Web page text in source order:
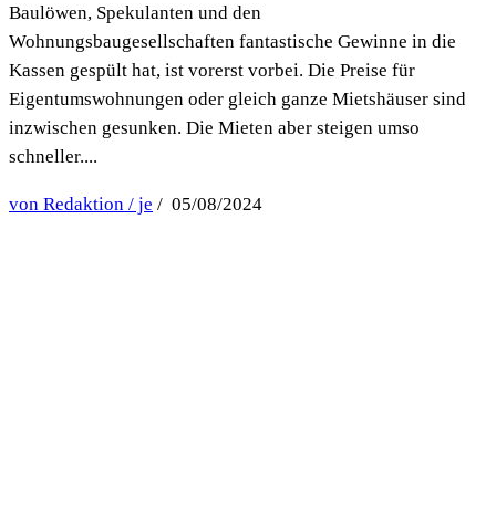
Baulöwen, Spekulanten und den
Wohnungsbaugesellschaften fantastische Gewinne in die
Kassen gespült hat, ist vorerst vorbei. Die Preise für
Eigentumswohnungen oder gleich ganze Mietshäuser sind
inzwischen gesunken. Die Mieten aber steigen umso
schneller....
von Redaktion / je / 05/08/2024